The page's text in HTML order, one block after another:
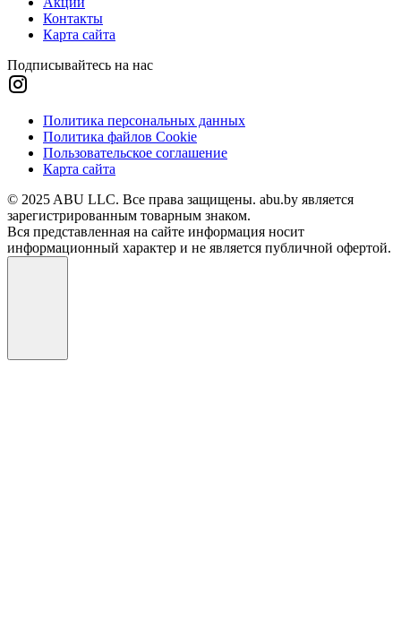
Контакты
Карта сайта
Подписывайтесь на нас
Политика персональных данных
Политика файлов Cookie
Пользовательское соглашение
Карта сайта
© 2025 ABU LLC. Все права защищены. abu.by является
зарегистрированным товарным знаком.
Вся представленная на сайте информация носит
информационный характер и не является публичной офертой.